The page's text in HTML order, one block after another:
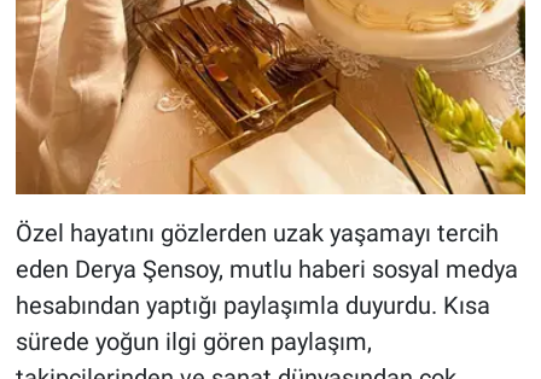
Özel hayatını gözlerden uzak yaşamayı tercih
eden Derya Şensoy, mutlu haberi sosyal medya
hesabından yaptığı paylaşımla duyurdu. Kısa
sürede yoğun ilgi gören paylaşım,